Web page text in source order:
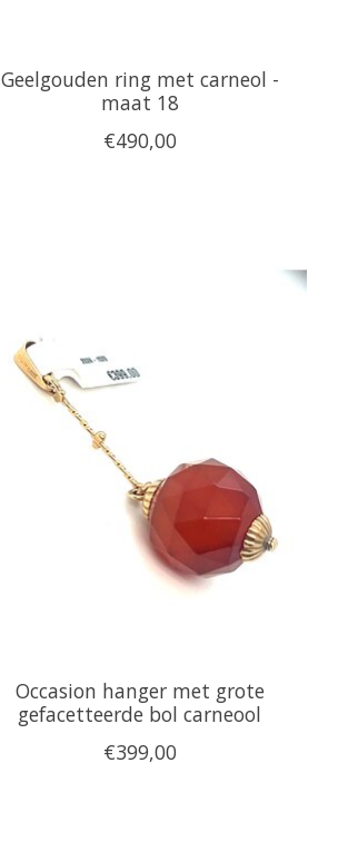
Geelgouden ring met carneol -
maat 18
€490,00
Occasion hanger met grote
gefacetteerde bol carneool
€399,00